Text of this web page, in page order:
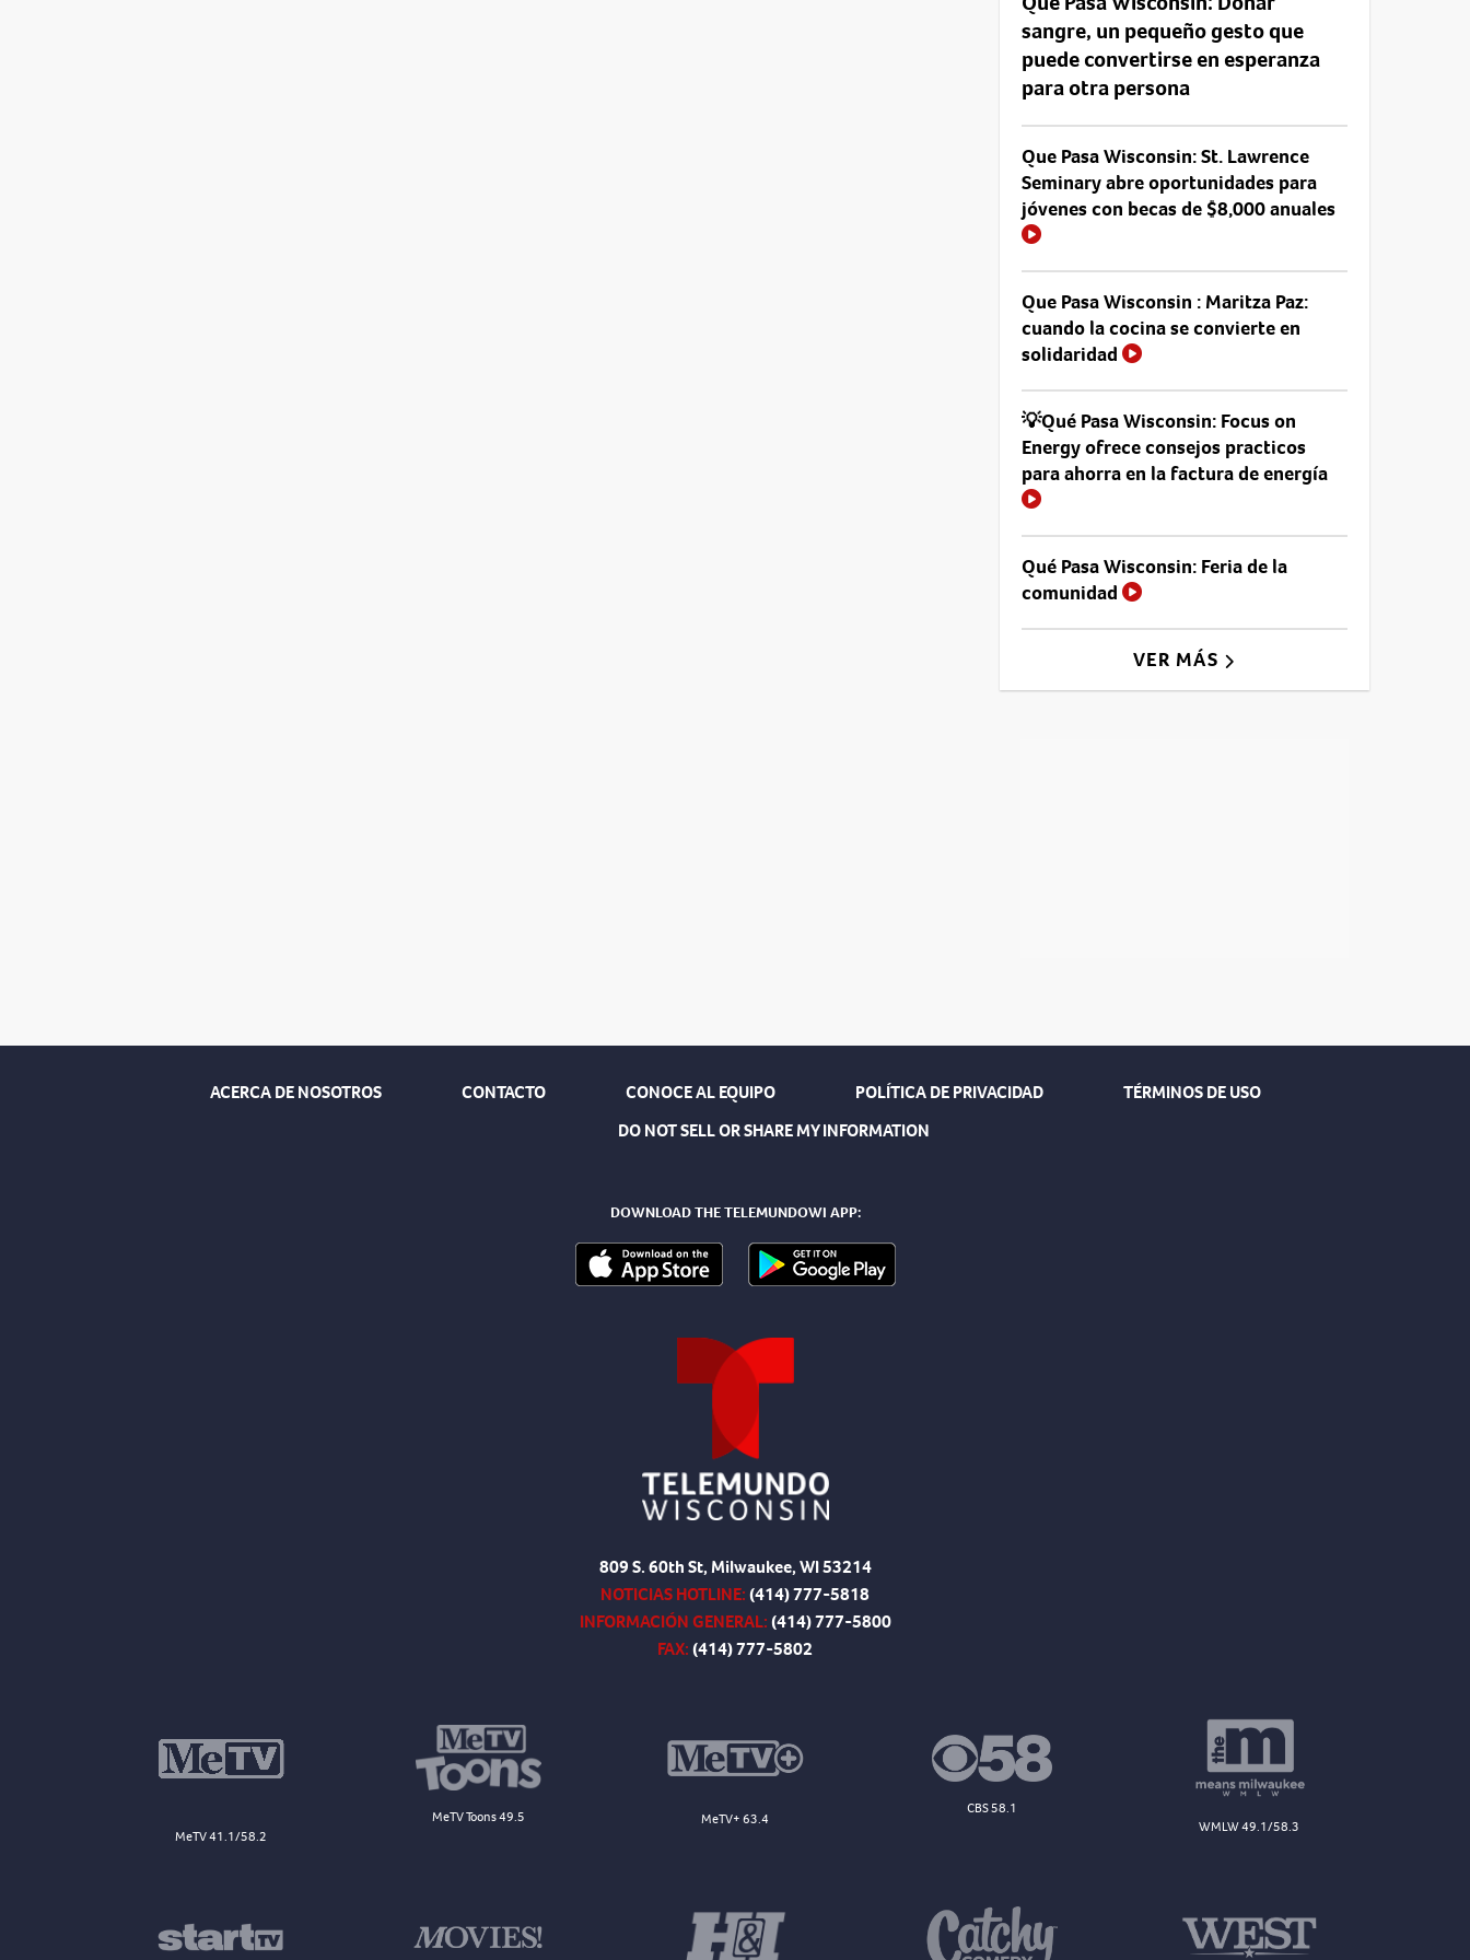
sangre, un pequeño gesto que
puede convertirse en esperanza
para otra persona
Que Pasa Wisconsin: St. Lawrence
Seminary abre oportunidades para
jóvenes con becas de $8,000 anuales
Que Pasa Wisconsin : Maritza Paz:
cuando la cocina se convierte en
solidaridad
💡Qué Pasa Wisconsin: Focus on
Energy ofrece consejos practicos
para ahorra en la factura de energía
Qué Pasa Wisconsin: Feria de la
comunidad
VER MÁS
ACERCA DE NOSOTROS CONTACTO CONOCE AL EQUIPO POLÍTICA DE PRIVACIDAD
TÉRMINOS DE USO
DO NOT SELL OR SHARE MY INFORMATION
DOWNLOAD THE TELEMUNDOWI APP:
809 S. 60th St, Milwaukee, WI 53214
NOTICIAS HOTLINE:(414) 777-5818
INFORMACIÓN GENERAL:(414) 777-5800
FAX:(414) 777-5802
MeTV 41.1/58.2
MeTV Toons 49.5 MeTV+ 63.4
CBS 58.1
WMLW 49.1/58.3